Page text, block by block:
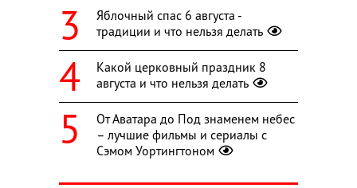
Яблочный спас 6 августа -
традиции и что нельзя делать
Какой церковный праздник 8
августа и что нельзя делать
От Аватара до Под знаменем небес
– лучшие фильмы и сериалы с
Сэмом Уортингтоном